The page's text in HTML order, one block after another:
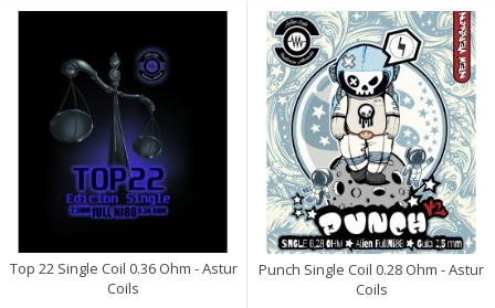
Top 22 Single Coil 0.36 Ohm - Astur
Coils
Punch Single Coil 0.28 Ohm - Astur
Coils